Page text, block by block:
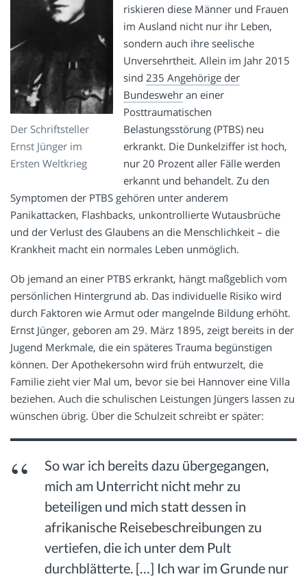
Der Schriftsteller
Ernst Jünger im
Ersten Weltkrieg
riskieren diese Männer und Frauen
im Ausland nicht nur ihr Leben,
sondern auch ihre seelische
Unversehrtheit. Allein im Jahr 2015
sind 235 Angehörige der
Bundeswehr an einer
Posttraumatischen
Belastungsstörung (PTBS) neu
erkrankt. Die Dunkelziffer ist hoch,
nur 20 Prozent aller Fälle werden
erkannt und behandelt. Zu den
Symptomen der PTBS gehören unter anderem
Panikattacken, Flashbacks, unkontrollierte Wutausbrüche
und der Verlust des Glaubens an die Menschlichkeit – die
Krankheit macht ein normales Leben unmöglich.
Ob jemand an einer PTBS erkrankt, hängt maßgeblich vom
persönlichen Hintergrund ab. Das individuelle Risiko wird
durch Faktoren wie Armut oder mangelnde Bildung erhöht.
Ernst Jünger, geboren am 29. März 1895, zeigt bereits in der
Jugend Merkmale, die ein späteres Trauma begünstigen
können. Der Apothekersohn wird früh entwurzelt, die
Familie zieht vier Mal um, bevor sie bei Hannover eine Villa
beziehen. Auch die schulischen Leistungen Jüngers lassen zu
wünschen übrig. Über die Schulzeit schreibt er später:
So war ich bereits dazu übergegangen,
mich am Unterricht nicht mehr zu
beteiligen und mich statt dessen in
afrikanische Reisebeschreibungen zu
vertiefen, die ich unter dem Pult
durchblätterte. […] Ich war im Grunde nur